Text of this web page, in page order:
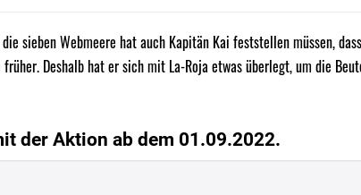
sieben Webmeere hat auch Kapitän Kai feststellen müssen,
Deshalb hat er sich mit La-Roja etwas überlegt, um die
der Aktion ab dem 01.09.2022.